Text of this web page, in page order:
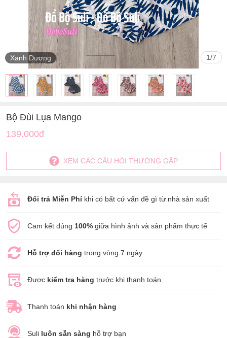
1/7
Xanh Dương
Bộ Đùi Lụa Mango
139.000đ
XEM CÁC CÂU HỎI THƯỜNG GẶP
Đổi trả Miễn Phíkhi có bất cứ vấn đề gì từ nhà sản xuất
Cam kết đúng 100% giữa hình ảnh và sản phẩm thực tế
Hỗ trợ đổi hàng trong vòng 7 ngày
Được kiểm tra hàng trước khi thanh toán
Thanh toán khi nhận hàng
Suli luôn sẵn sàng hỗ trợ bạn